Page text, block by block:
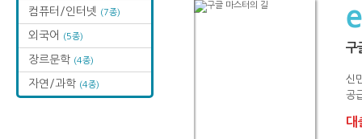
컴퓨터/인터넷 (7종)
외국어 (5종)
장르문학 (4종)
자연/과학 (4종)
구
신
공
대